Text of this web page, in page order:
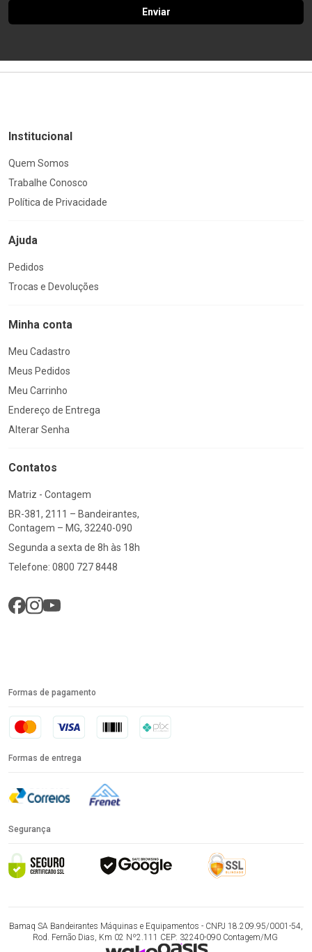
Enviar
Institucional
Quem Somos
Trabalhe Conosco
Política de Privacidade
Ajuda
Pedidos
Trocas e Devoluções
Minha conta
Meu Cadastro
Meus Pedidos
Meu Carrinho
Endereço de Entrega
Alterar Senha
Contatos
Matriz - Contagem
BR-381, 2111 – Bandeirantes,
Contagem – MG, 32240-090
Segunda a sexta de 8h às 18h
Telefone: 0800 727 8448
Formas de pagamento
Formas de entrega
Segurança
Bamaq SA Bandeirantes Máquinas e Equipamentos - CNPJ 18.209.95/0001-54,
Rod. Fernão Dias, Km 02 Nº2.111 CEP: 32240-090 Contagem/MG